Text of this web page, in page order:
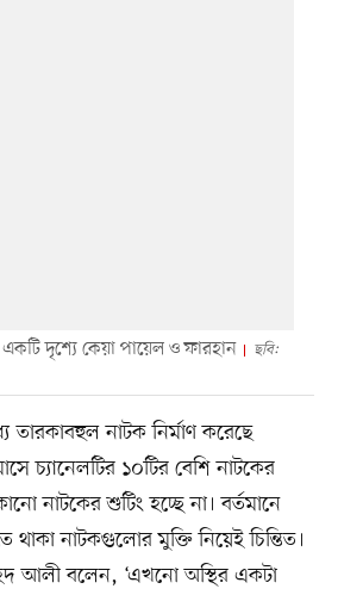
দৃশ্যে কেয়া পায়েল ও ফারহান
ছবি:
তারকাবহুল নাটক নির্মাণ করেছে
চ্যানেলটির ১০টির বেশি নাটকের
নাটকের শুটিং হচ্ছে না। বর্তমানে
থাকা নাটকগুলোর মুক্তি নিয়েই চিন্তিত।
আলী বলেন, ‘এখনো অস্থির একটা